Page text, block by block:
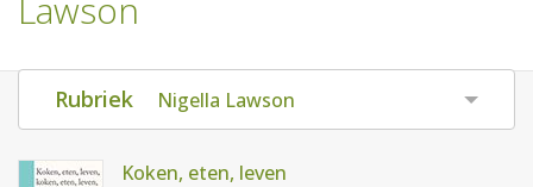
AANMELDEN
RECEPTEN
WEEKMENU'S
Lawson
Rubriek Nigella Lawson
Koken, eten, leven